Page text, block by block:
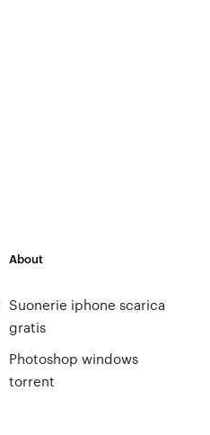
About
Suonerie iphone scarica
gratis
Photoshop windows
torrent